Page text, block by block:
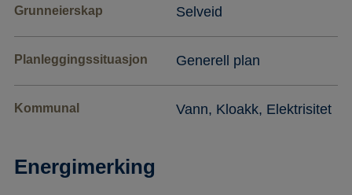
Grunneierskap Selveid
Planleggingssituasjon Generell plan
Kommunal Vann, Kloakk, Elektrisitet
Energimerking